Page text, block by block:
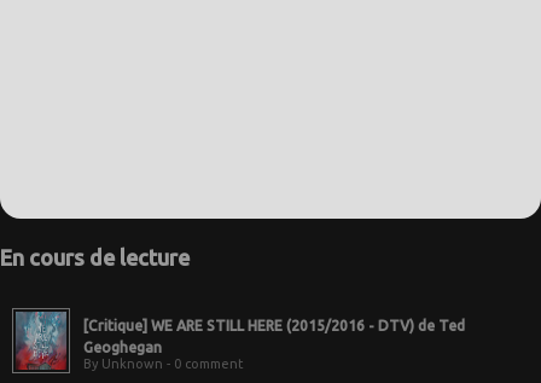
En cours de lecture
[Critique] WE ARE STILL HERE (2015/2016 - DTV) de Ted
Geoghegan
By Unknown - 0 comment